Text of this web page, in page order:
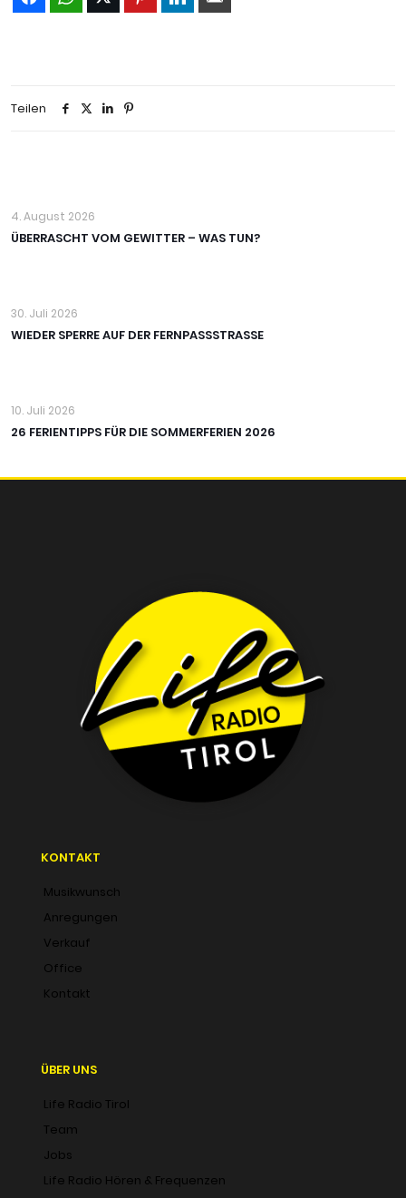
Teilen
4. August 2026
ÜBERRASCHT VOM GEWITTER – WAS TUN?
30. Juli 2026
WIEDER SPERRE AUF DER FERNPASSSTRASSE
10. Juli 2026
26 FERIENTIPPS FÜR DIE SOMMERFERIEN 2026
KONTAKT
Musikwunsch
Anregungen
Verkauf
Office
Kontakt
ÜBER UNS
Life Radio Tirol
Team
Jobs
Life Radio Hören & Frequenzen